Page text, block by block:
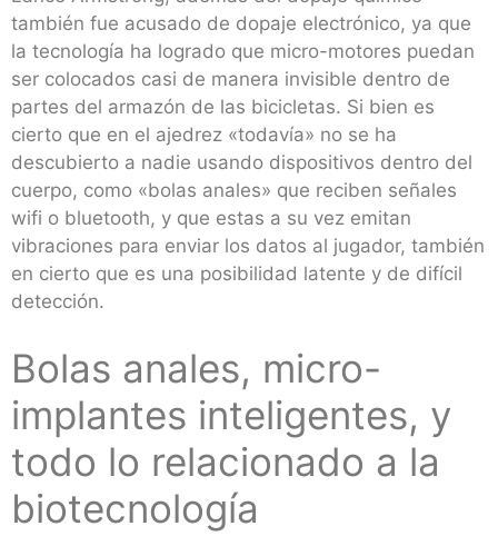
también fue acusado de dopaje electrónico, ya que
la tecnología ha logrado que micro-motores puedan
ser colocados casi de manera invisible dentro de
partes del armazón de las bicicletas. Si bien es
cierto que en el ajedrez «todavía» no se ha
descubierto a nadie usando dispositivos dentro del
cuerpo, como «bolas anales» que reciben señales
wifi o bluetooth, y que estas a su vez emitan
vibraciones para enviar los datos al jugador, también
en cierto que es una posibilidad latente y de difícil
detección.
Bolas anales, micro-
implantes inteligentes, y
todo lo relacionado a la
biotecnología